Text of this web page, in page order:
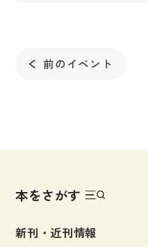
前のイベント
本をさがす
新刊・近刊情報